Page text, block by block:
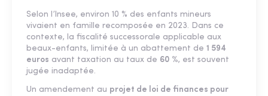
Selon l’Insee, environ 10 % des enfants mineurs
vivaient en famille recomposée en 2023. Dans ce
contexte, la fiscalité successorale applicable aux
beaux-enfants, limitée à un abattement de 1 594
euros avant taxation au taux de 60 %, est souvent
jugée inadaptée.
Un amendement au projet de loi de finances pour